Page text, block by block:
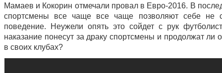
Мамаев и Кокорин отмечали провал в Евро-2016. В
спортсмены все чаще все чаще позволяют себе не
поведение. Неужели опять это сойдет с рук
наказание понесут за драку спортсмены и продолжат ли
в своих клубах?